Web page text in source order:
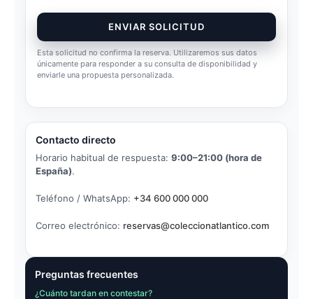
ENVIAR SOLICITUD
Esta solicitud no confirma la reserva. Utilizaremos sus datos
únicamente para responder a su consulta de disponibilidad y
enviarle una propuesta personalizada.
Contacto directo
Horario habitual de respuesta: 9:00–21:00 (hora de
España).
Teléfono / WhatsApp: +34 600 000 000
Correo electrónico: reservas@coleccionatlantico.com
Preguntas frecuentes
¿Cuánto tardan en contestar?